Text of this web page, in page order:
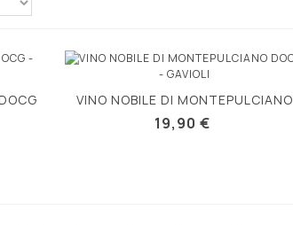
Vue rapide
VINO NOBILE DI MONTEPULCIANO
DOCG
19,90 €